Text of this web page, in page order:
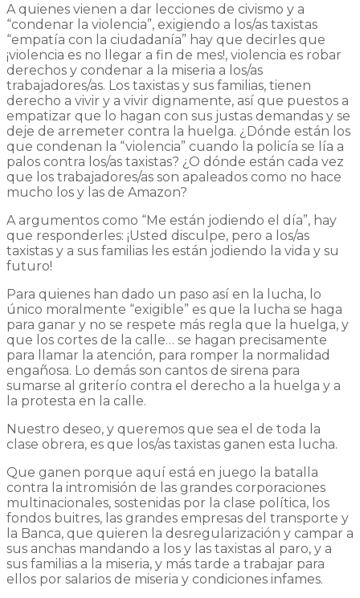
A quienes vienen a dar lecciones de civismo y a
“condenar la violencia”, exigiendo a los/as taxistas
“empatía con la ciudadanía” hay que decirles que
¡violencia es no llegar a fin de mes!, violencia es robar
derechos y condenar a la miseria a los/as
trabajadores/as. Los taxistas y sus familias, tienen
derecho a vivir y a vivir dignamente, así que puestos a
empatizar que lo hagan con sus justas demandas y se
deje de arremeter contra la huelga. ¿Dónde están los
que condenan la “violencia” cuando la policía se lía a
palos contra los/as taxistas? ¿O dónde están cada vez
que los trabajadores/as son apaleados como no hace
mucho los y las de Amazon?
A argumentos como “Me están jodiendo el día”, hay
que responderles: ¡Usted disculpe, pero a los/as
taxistas y a sus familias les están jodiendo la vida y su
futuro!
Para quienes han dado un paso así en la lucha, lo
único moralmente “exigible” es que la lucha se haga
para ganar y no se respete más regla que la huelga, y
que los cortes de la calle… se hagan precisamente
para llamar la atención, para romper la normalidad
engañosa. Lo demás son cantos de sirena para
sumarse al griterío contra el derecho a la huelga y a
la protesta en la calle.
Nuestro deseo, y queremos que sea el de toda la
clase obrera, es que los/as taxistas ganen esta lucha.
Que ganen porque aquí está en juego la batalla
contra la intromisión de las grandes corporaciones
multinacionales, sostenidas por la clase política, los
fondos buitres, las grandes empresas del transporte y
la Banca, que quieren la desregularización y campar a
sus anchas mandando a los y las taxistas al paro, y a
sus familias a la miseria, y más tarde a trabajar para
ellos por salarios de miseria y condiciones infames.